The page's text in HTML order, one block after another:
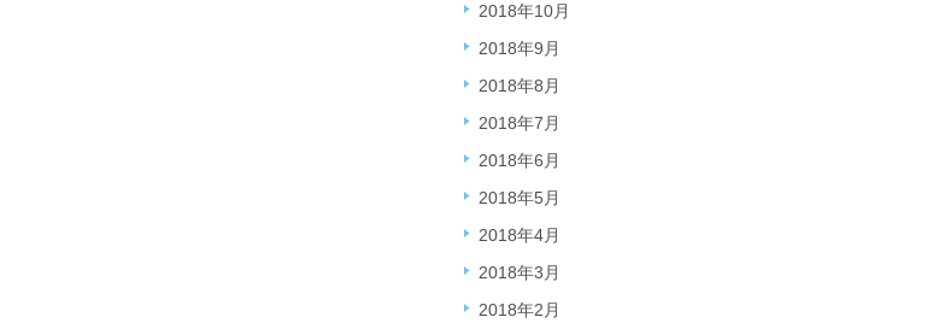
2018年10月
2018年9月
2018年8月
2018年7月
2018年6月
2018年5月
2018年4月
2018年3月
2018年2月